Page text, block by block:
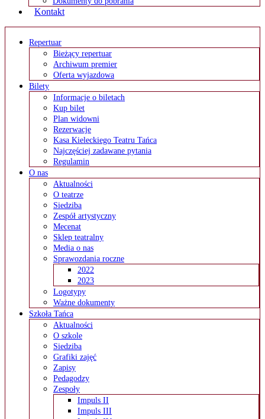
Kontakt
Repertuar
Bieżący repertuar
Archiwum premier
Oferta wyjazdowa
Bilety
Informacje o biletach
Kup bilet
Plan widowni
Rezerwacje
Kasa Kieleckiego Teatru Tańca
Najczęściej zadawane pytania
Regulamin
O nas
Aktualności
O teatrze
Siedziba
Zespół artystyczny
Mecenat
Sklep teatralny
Media o nas
Sprawozdania roczne
2022
2023
Logotypy
Ważne dokumenty
Szkoła Tańca
Aktualności
O szkole
Siedziba
Grafiki zajęć
Zapisy
Pedagodzy
Zespoły
Impuls II
Impuls III